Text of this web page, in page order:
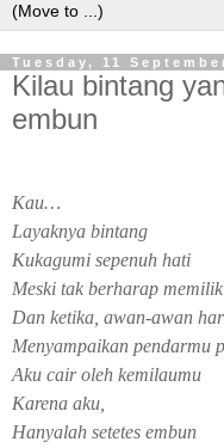
Tuesday, 11
Kilau bintang
embun
Kau…
Layaknya bintang
Kukagumi sepenuh hati
Meski tak berharap
Dan ketika, awan-awan
Menyampaikan pendarmu
Aku cair oleh kemilaumu
Karena aku,
Hanyalah setetes embun